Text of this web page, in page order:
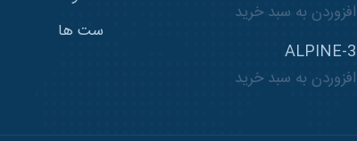
ست ها
افزوردن به سبد خرید
ALPINE-3
افزوردن به سبد خرید